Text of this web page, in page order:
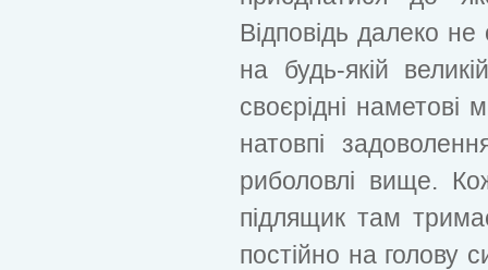
Відповідь далеко
на будь-якій
своєрідні наметові
натовпі
риболовлі вище.
підлящик там
постійно на голову